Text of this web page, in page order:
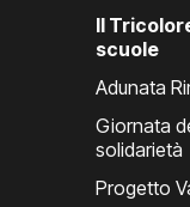
Il
scuole
Adunata
Giornata
solidarietà
Progetto